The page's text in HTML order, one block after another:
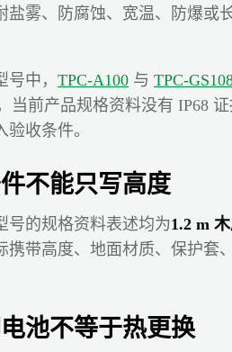
盐雾、防腐蚀、宽温、防爆或
号中， TPC-A100 与 TPC-
当前产品规格资料没有 IP68
验收条件。
不能只写高度
号的规格资料表述均为1.2 m
携带高度、地面材质、保护套
池不等于热更换